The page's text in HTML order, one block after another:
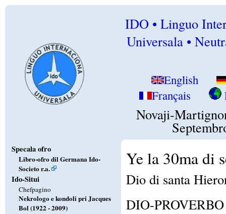
IDO • Linguo
Universala •
English
Français
Novaji-
Specala ofro
Libro-ofro dil Germana Ido-
Societo r.a.
Ido-Situi
Chefpagino
Nekrologo e kondoli pri Jacques
Bol (1922 - 2009)
Ye la 30ma di
Dio di santa
DIO-